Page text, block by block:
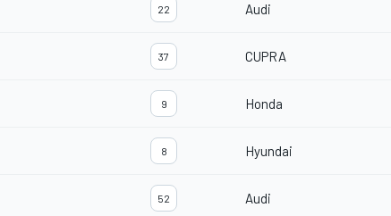
22 Audi
37 CUPRA
9 Honda
8 Hyundai
52 Audi